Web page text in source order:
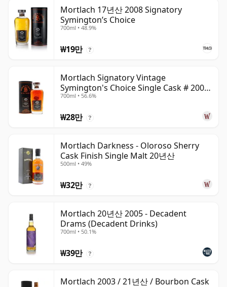
Mortlach 17년산 2008 Signatory
Symington’s Choice
700ml • 48.9%
₩19만 ?
Mortlach Signatory Vintage
Symington's Choice Single Cask # 2007
17년산
700ml • 56.6%
₩28만 ?
Mortlach Darkness - Oloroso Sherry
Cask Finish Single Malt 20년산
500ml • 49%
₩32만 ?
Mortlach 20년산 2005 - Decadent
Drams (Decadent Drinks)
700ml • 50.1%
₩39만 ?
Mortlach 2003 / 21년산 / Bourbon Cask